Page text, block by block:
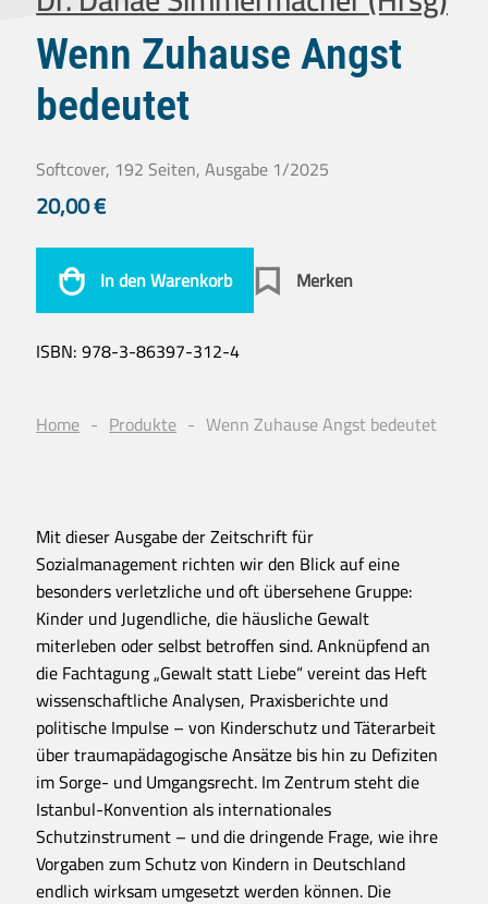
Wenn Zuhause Angst
bedeutet
Softcover, 192 Seiten, Ausgabe 1/2025
20,00€
In den Warenkorb Merken
ISBN:978-3-86397-312-4
Home Produkte Wenn Zuhause Angst bedeutet
Mit dieser Ausgabe der Zeitschrift für
Sozialmanagement richten wir den Blick auf eine
besonders verletzliche und oft übersehene Gruppe:
Kinder und Jugendliche, die häusliche Gewalt
miterleben oder selbst betroffen sind. Anknüpfend an
die Fachtagung „Gewalt statt Liebe“ vereint das Heft
wissenschaftliche Analysen, Praxisberichte und
politische Impulse – von Kinderschutz und Täterarbeit
über traumapädagogische Ansätze bis hin zu Defiziten
im Sorge- und Umgangsrecht. Im Zentrum steht die
Istanbul-Konvention als internationales
Schutzinstrument – und die dringende Frage, wie ihre
Vorgaben zum Schutz von Kindern in Deutschland
endlich wirksam umgesetzt werden können. Die